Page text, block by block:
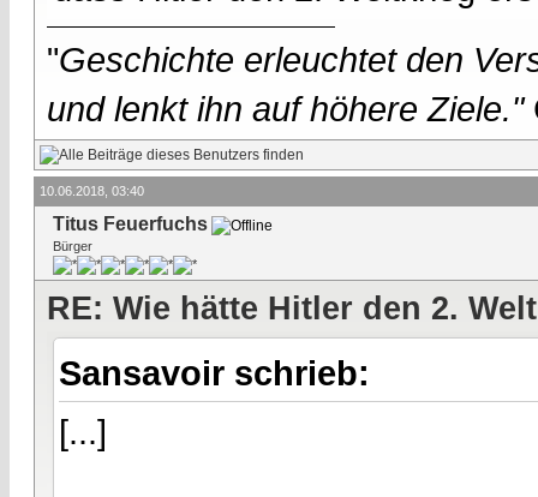
"Geschichte erleuchtet den
und lenkt ihn auf höhere Ziele."
10.06.2018, 03:40
Titus Feuerfuchs
Bürger
RE: Wie hätte Hitler den 2.
Sansavoir schrieb:
[...]